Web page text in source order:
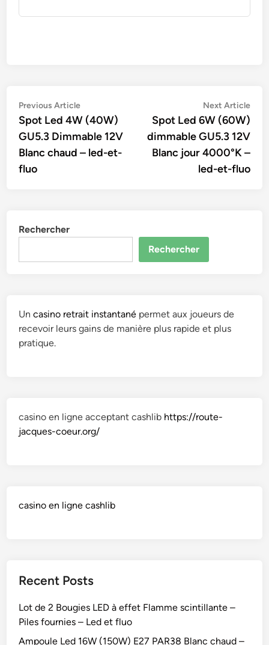
Navigation
de
l’article
Previous ArticlePrevious
article:
Spot Led 4W (40W)
GU5.3 Dimmable 12V
Blanc chaud – led-et-
fluo
Next Article
Spot Led 6W (60W)
dimmable GU5.3 12V
Blanc jour 4000°K –
led-et-fluo
Rechercher
Rechercher
Uncasino retrait instantané permet aux joueurs de
recevoir leurs gains de manière plus rapide et plus
pratique.
casino en ligne acceptant cashlib https://route-
jacques-coeur.org/
casino en ligne cashlib
Recent Posts
Lot de 2 Bougies LED à effet Flamme scintillante –
Piles fournies – Led et fluo
Ampoule Led 16W (150W) E27 PAR38 Blanc chaud –